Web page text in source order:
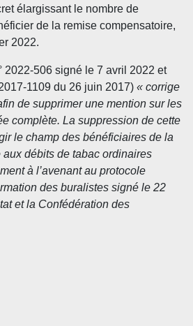
élargissant le nombre de
de la remise compensatoire,
2022.
2022-506 signé le 7 avril 2022 et
1109 du 26 juin 2017) « corrige
de supprimer une mention sur les
complète. La suppression de cette
le champ des bénéficiaires de la
débits de tabac ordinaires
à l’avenant au protocole
des buralistes signé le 22
et la Confédération des